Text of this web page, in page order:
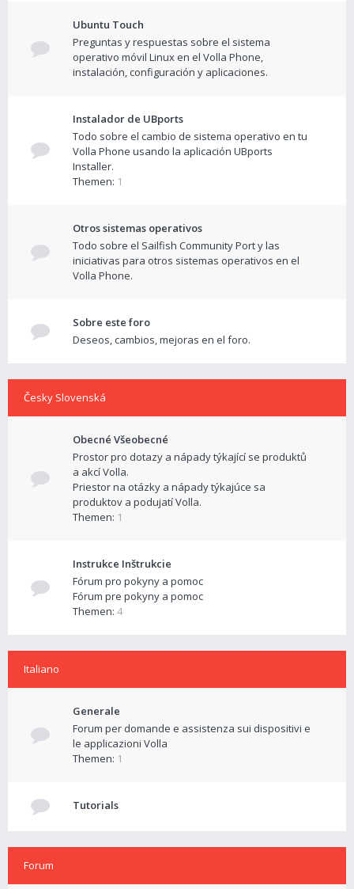
Ubuntu Touch
Preguntas y respuestas sobre el sistema
operativo móvil Linux en el Volla Phone,
instalación, configuración y aplicaciones.
Instalador de UBports
Todo sobre el cambio de sistema operativo en tu
Volla Phone usando la aplicación UBports
Installer.
Themen: 1
Otros sistemas operativos
Todo sobre el Sailfish Community Port y las
iniciativas para otros sistemas operativos en el
Volla Phone.
Sobre este foro
Deseos, cambios, mejoras en el foro.
Česky Slovenská
Obecné Všeobecné
Prostor pro dotazy a nápady týkající se produktů
a akcí Volla.
Priestor na otázky a nápady týkajúce sa
produktov a podujatí Volla.
Themen: 1
Instrukce Inštrukcie
Fórum pro pokyny a pomoc
Fórum pre pokyny a pomoc
Themen: 4
Italiano
Generale
Forum per domande e assistenza sui dispositivi e
le applicazioni Volla
Themen: 1
Tutorials
Forum